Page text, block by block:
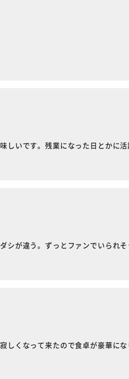
いです。残業になった日とかに活
が違う。ずっとファンでいられそ
しくなって来たので食卓が豪華に